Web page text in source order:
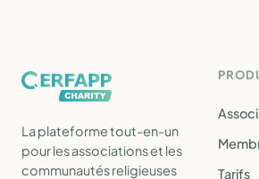
La plateforme tout-en-un
pour les associations et les
communautés religieuses
Tarifs